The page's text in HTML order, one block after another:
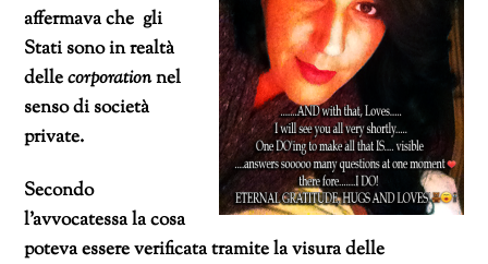
affermava che gli
Stati sono in realtà
dellecorporationnel
senso di società
private.
Secondo
l’avvocatessa la cosa
poteva essere verificata tramite la visura delle